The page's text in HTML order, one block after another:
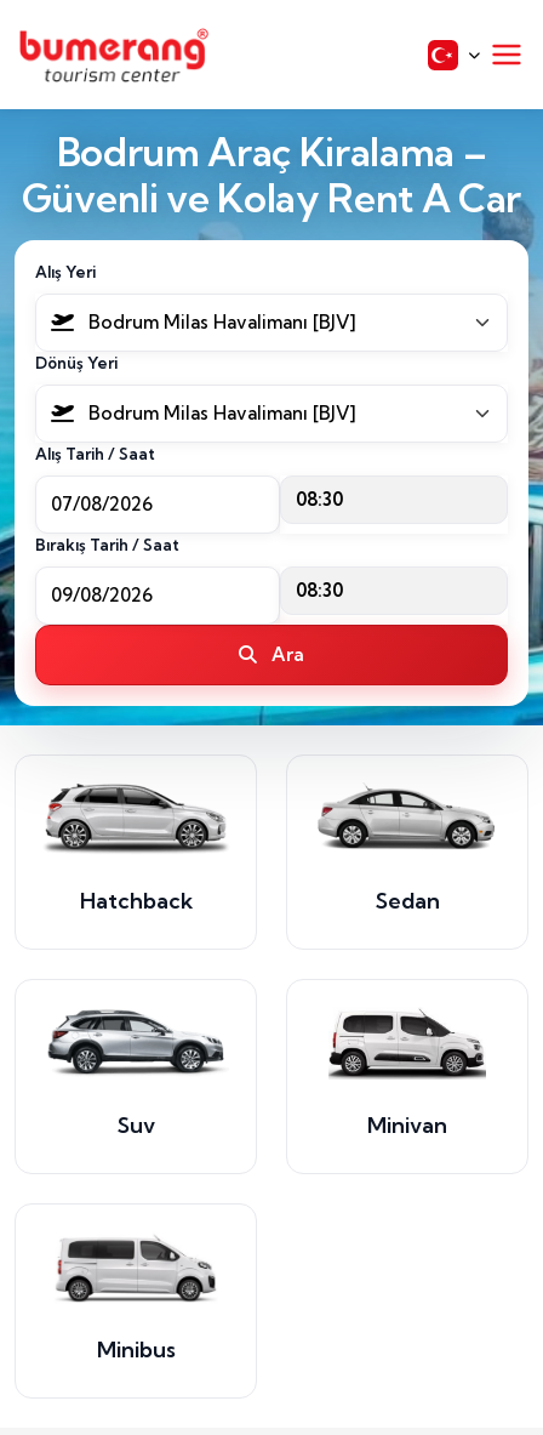
Bodrum Araç Kiralama –
Güvenli ve Kolay Rent A Car
Alış Yeri
Bodrum Milas Havalimanı [BJV]
Dönüş Yeri
Bodrum Milas Havalimanı [BJV]
Alış Tarih / Saat
08:30
Bırakış Tarih / Saat
08:30
Ara
Hatchback Sedan
Suv Minivan
Minibus